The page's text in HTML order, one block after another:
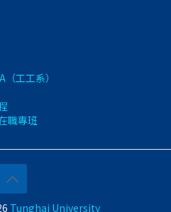
工工系）
職專班
Tunghai University